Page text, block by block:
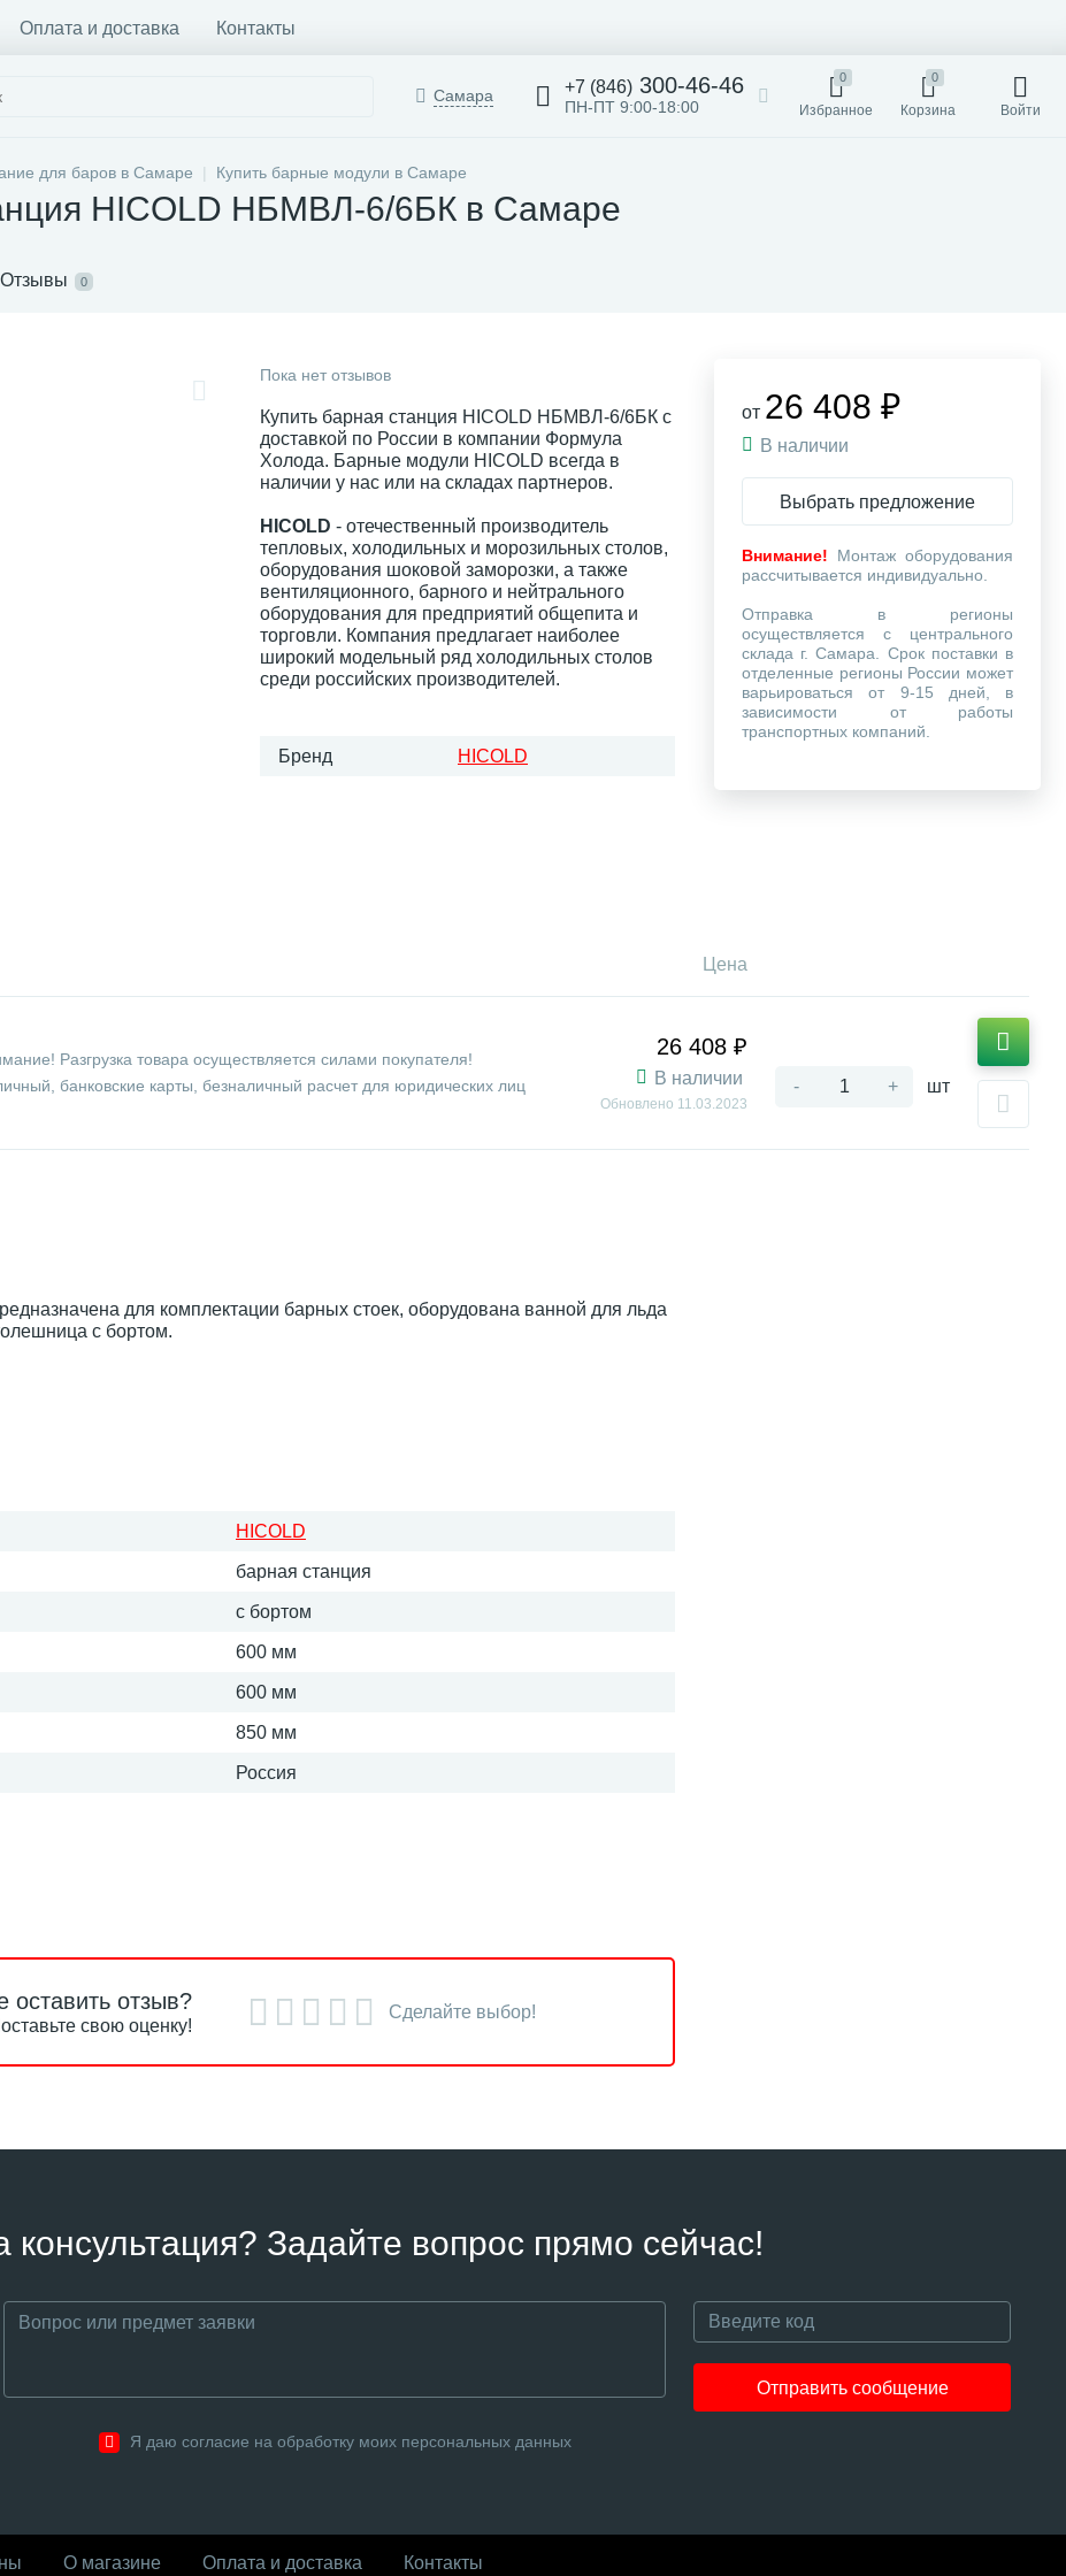
Оплата и доставка Контакты
Самара +7 (846) 300-46-46
ПН-ПТ 9:00-18:00
0
Избранное
0
Корзина Войти
для баров в Самаре Купить барные модули в Самаре
HICOLD НБМВЛ-6/6БК в Самаре
Отзывы 0
Пока нет отзывов
Купить барная станция HICOLD НБМВЛ-6/6БК с
доставкой по России в компании Формула
Холода. Барные модули HICOLD всегда в
наличии у нас или на складах партнеров.
HICOLD - отечественный производитель
тепловых, холодильных и морозильных столов,
оборудования шоковой заморозки, а также
вентиляционного, барного и нейтрального
оборудования для предприятий общепита и
торговли. Компания предлагает наиболее
широкий модельный ряд холодильных столов
среди российских производителей.
Бренд HICOLD
Цена
Разгрузка товара осуществляется силами покупателя!
банковские карты, безналичный расчет для юридических лиц
26 408 ₽
В наличии
Обновлено 11.03.2023
- + шт
для комплектации барных стоек, оборудована ванной для льда
с бортом.
HICOLD
барная станция
с бортом
600 мм
600 мм
850 мм
Россия
от 26 408 ₽
В наличии
Выбрать предложение
Внимание! Монтаж оборудования
рассчитывается индивидуально.
Отправка в регионы
осуществляется с центрального
склада г. Самара. Срок поставки в
отделенные регионы России может
варьироваться от 9-15 дней, в
зависимости от работы
транспортных компаний.
оставить отзыв?
свою оценку!
Сделайте выбор!
консультация? Задайте вопрос прямо сейчас!
Отправить сообщение
Я даю согласие на обработку моих персональных данных
О магазине Оплата и доставка Контакты